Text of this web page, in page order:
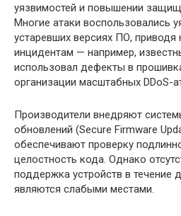
уязвимостей и повышении
Многие атаки воспользовались
устаревших версиях ПО, приводя
инцидентам — например,
использовал дефекты в
организации масштабных DDoS-
Производители внедряют
обновлений (Secure Firmware
обеспечивают проверку
целостность кода. Однако
поддержка устройств в течение
являются слабыми местами.